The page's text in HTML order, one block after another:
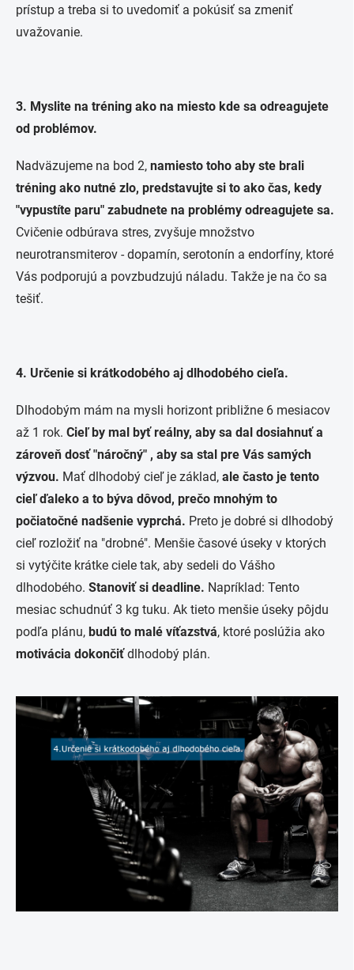
prístup a treba si to uvedomiť a pokúsiť sa zmeniť
uvažovanie.
3. Myslite na tréning ako na miesto kde sa odreagujete
od problémov.
Nadväzujeme na bod 2, namiesto toho aby ste brali
tréning ako nutné zlo, predstavujte si to ako čas, kedy
"vypustíte paru" zabudnete na problémy odreagujete sa.
Cvičenie odbúrava stres, zvyšuje množstvo
neurotransmiterov - dopamín, serotonín a endorfíny, ktoré
Vás podporujú a povzbudzujú náladu. Takže je na čo sa
tešiť.
4. Určenie si krátkodobého aj dlhodobého cieľa.
Dlhodobým mám na mysli horizont približne 6 mesiacov
až 1 rok. Cieľ by mal byť reálny, aby sa dal dosiahnuť a
zároveň dosť "náročný" , aby sa stal pre Vás samých
výzvou. Mať dlhodobý cieľ je základ, ale často je tento
cieľ ďaleko a to býva dôvod, prečo mnohým to
počiatočné nadšenie vyprchá. Preto je dobré si dlhodobý
cieľ rozložiť na "drobné". Menšie časové úseky v ktorých
si vytýčite krátke ciele tak, aby sedeli do Vášho
dlhodobého. Stanoviť si deadline. Napríklad: Tento
mesiac schudnúť 3 kg tuku. Ak tieto menšie úseky pôjdu
podľa plánu, budú to malé víťazstvá, ktoré poslúžia ako
motivácia dokončiťdlhodobý plán.